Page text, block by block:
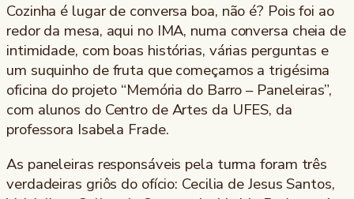
Cozinha é lugar de conversa boa, não é? Pois foi ao
redor da mesa, aqui no IMA, numa conversa cheia de
intimidade, com boas histórias, várias perguntas e
um suquinho de fruta que começamos a trigésima
oficina do projeto “Memória do Barro – Paneleiras”,
com alunos do Centro de Artes da UFES, da
professora Isabela Frade.
As paneleiras responsáveis pela turma foram três
verdadeiras griôs do ofício: Cecilia de Jesus Santos,